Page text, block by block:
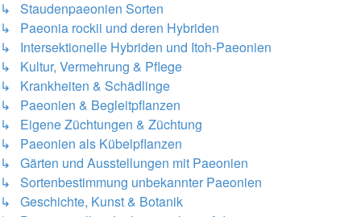
↳ Staudenpaeonien Sorten
↳ Paeonia rockii und deren Hybriden
↳ Intersektionelle Hybriden und Itoh-Paeonien
↳ Kultur, Vermehrung & Pflege
↳ Krankheiten & Schädlinge
↳ Paeonien & Begleitpflanzen
↳ Eigene Züchtungen & Züchtung
↳ Paeonien als Kübelpflanzen
↳ Gärten und Ausstellungen mit Paeonien
↳ Sortenbestimmung unbekannter Paeonien
↳ Geschichte, Kunst & Botanik